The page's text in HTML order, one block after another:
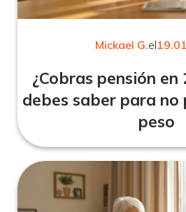
Mickael G.el
¿Cobras pensión en
debes saber para no
peso